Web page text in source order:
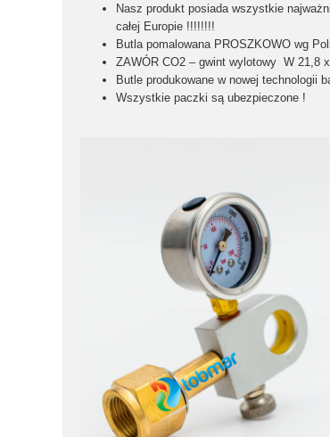
Nasz produkt posiada wszystkie
całej Europie !!!!!!!!
Butla pomalowana PROSZKOWO wg
ZAWÓR CO2 – gwint wylotowy W 21,8
Butle produkowane w nowej technologii
Wszystkie paczki są ubezpieczone !